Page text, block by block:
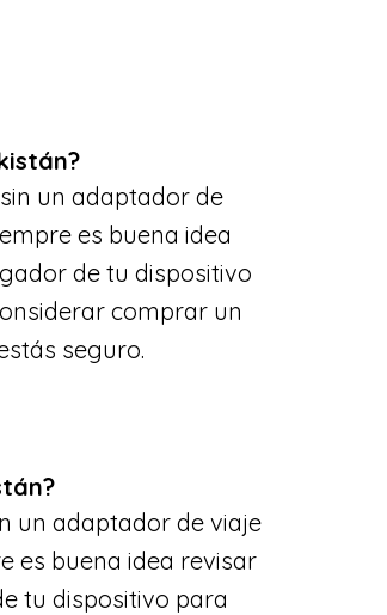
un adaptador de
es buena idea
de tu dispositivo
comprar un
seguro.
un adaptador de viaje
es buena idea revisar
tu dispositivo para